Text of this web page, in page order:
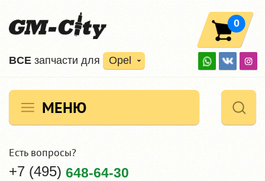
ВCE запчасти для Opel
0
МЕНЮ
Есть вопросы?
+7 (495) 648-64-30